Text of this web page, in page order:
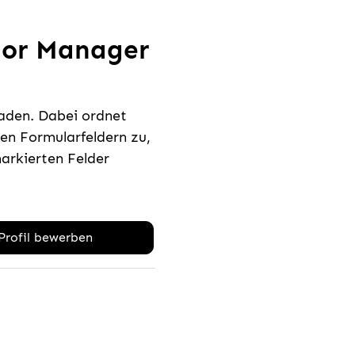
Manager
Dabei ordnet
Formularfeldern zu,
Felder
bewerben